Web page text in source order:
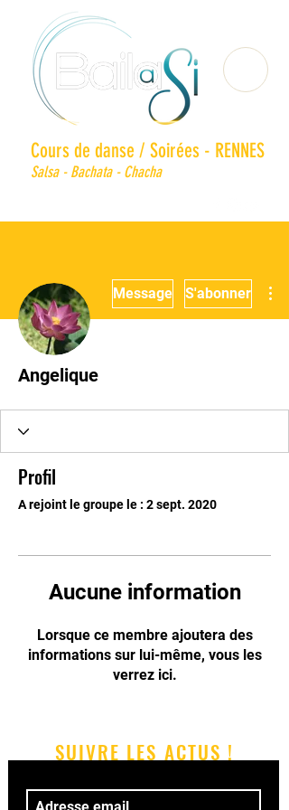
Cours de danse / Soirées - RENNES
Salsa - Bachata - Chacha
Message S'abonner
Angelique
Profil
A rejoint le groupe le : 2 sept. 2020
Aucune information
Lorsque ce membre ajoutera des
informations sur lui-même, vous les
verrez ici.
SUIVRE LES ACTUS !